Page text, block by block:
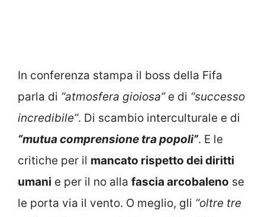
In conferenza stampa il boss della Fifa
parla di “atmosfera gioiosa”e di “successo
incredibile”. Di scambio interculturale e di
“mutua comprensione tra popoli”. E le
critiche per il mancato rispetto dei diritti
umani e per il no alla fascia arcobaleno se
le porta via il vento. O meglio, gli “oltre tre